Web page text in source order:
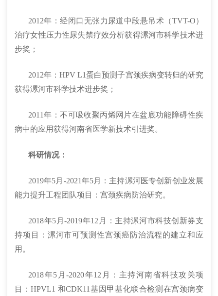
2012年：经闭口无张力尿道中段悬吊术（TVT-O）
治疗女性压力性尿失禁疗效分析获得漯河市科学技术进
步奖；
2012年：HPV L1蛋白预测子宫颈疾病变转归的研究
获得漯河市科学技术进步奖；
2011年：不可吸收聚丙烯网片在盆底功能障碍性疾
病中的应用获得河南省医学新技术引进奖。
科研情况：
2019年5月-2021年5月：主持漯河医专创新创业发展
能力提升工程团队项目：宫颈疾病防治研究。
2018年5月-2019年12月：主持漯河市科技创新券支
持项目：漯河市可预测性宫颈癌防治流程的建立和应
用。
2018年5月-2020年12月：主持河南省科技攻关项
目：HPVL1 和CDK11基因甲基化联合检测在宫颈病变